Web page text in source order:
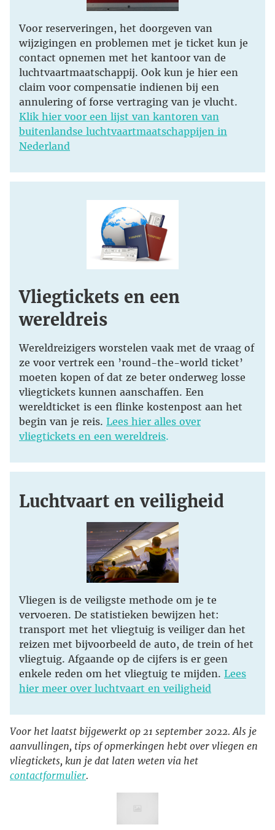
Voor reserveringen, het doorgeven van
wijzigingen en problemen met je ticket kun je
contact opnemen met het kantoor van de
luchtvaartmaatschappij. Ook kun je hier een
claim voor compensatie indienen bij een
annulering of forse vertraging van je vlucht.
Klik hier voor een lijst van kantoren van
buitenlandse luchtvaartmaatschappijen in
Nederland
Vliegtickets en een
wereldreis
Wereldreizigers worstelen vaak met de vraag of
ze voor vertrek een ’round-the-world ticket’
moeten kopen of dat ze beter onderweg losse
vliegtickets kunnen aanschaffen. Een
wereldticket is een flinke kostenpost aan het
begin van je reis. Lees hier alles over
vliegtickets en een wereldreis.
Luchtvaart en veiligheid
Vliegen is de veiligste methode om je te
vervoeren. De statistieken bewijzen het:
transport met het vliegtuig is veiliger dan het
reizen met bijvoorbeeld de auto, de trein of het
vliegtuig. Afgaande op de cijfers is er geen
enkele reden om het vliegtuig te mijden. Lees
hier meer over luchtvaart en veiligheid
Voor het laatst bijgewerkt op 21 september 2022. Als je
aanvullingen, tips of opmerkingen hebt over vliegen en
vliegtickets, kun je dat laten weten via het
contactformulier.